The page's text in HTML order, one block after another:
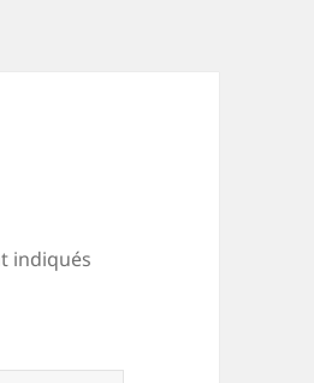
indiqués